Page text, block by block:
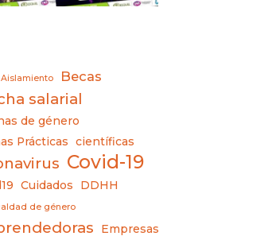
Aislamiento Becas
salarial
de género
Prácticas
científicas
Covid-19
Cuidados DDHH
de género
Empresas